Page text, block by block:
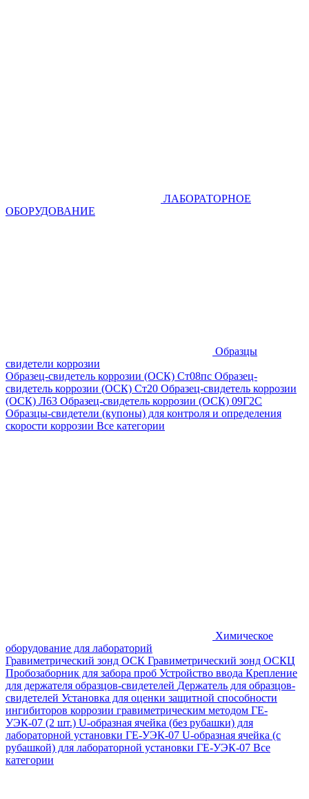
ЛАБОРАТОРНОЕ
ОБОРУДОВАНИЕ
Образцы
свидетели коррозии
Образец-свидетель коррозии (ОСК) Ст08пс Образец-
свидетель коррозии (ОСК) Ст20 Образец-свидетель коррозии
(ОСК) Л63 Образец-свидетель коррозии (ОСК) 09Г2С
Образцы-свидетели (купоны) для контроля и определения
скорости коррозии Все категории
Химическое
оборудование для лабораторий
Гравиметрический зонд ОСК Гравиметрический зонд ОСКЦ
Пробозаборник для забора проб Устройство ввода Крепление
для держателя образцов-свидетелей Держатель для образцов-
свидетелей Установка для оценки защитной способности
ингибиторов коррозии гравиметрическим методом ГЕ-
УЭК-07 (2 шт.) U-образная ячейка (без рубашки) для
лабораторной установки ГЕ-УЭК-07 U-образная ячейка (с
рубашкой) для лабораторной установки ГЕ-УЭК-07 Все
категории